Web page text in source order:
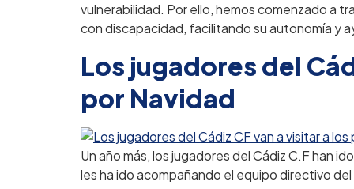
vulnerabilidad. Por ello, hemos comenzado a
con discapacidad, facilitando su autonomía y
Los jugadores del
por Navidad
Un año más, los jugadores del Cádiz C.F han
les ha ido acompañando el equipo directivo